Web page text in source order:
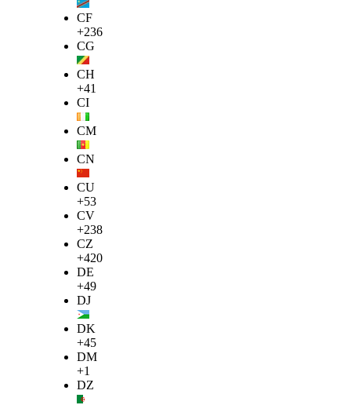
CF
+236
CG
CH
+41
CI
CM
CN
CU
+53
CV
+238
CZ
+420
DE
+49
DJ
DK
+45
DM
+1
DZ